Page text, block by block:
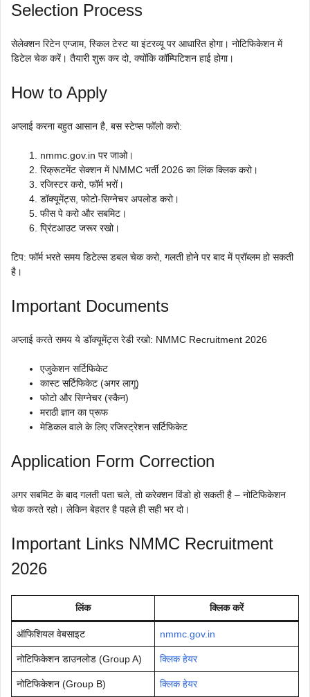
Selection Process
सेलेक्शन रिटेन एग्जाम, स्किल टेस्ट या इंटरव्यू पर आधारित होगा। नोटिफिकेशन में
डिटेल चेक करें। तैयारी शुरू कर दो, क्योंकि कॉम्पिटिशन हाई होगा।
How to Apply
अप्लाई करना बहुत आसान है, बस स्टेप्स फॉलो करो:
nmmc.gov.in पर जाओ।
रिक्रूटमेंट सेक्शन में NMMC भर्ती 2026 का लिंक क्लिक करो।
रजिस्टर करो, फॉर्म भरों।
डॉक्यूमेंट्स, फोटो-सिग्नेचर अपलोड करो।
फीस पे करो और सबमिट।
प्रिंटआउट जरूर रखो।
टिप: फॉर्म भरते समय डिटेल्स डबल चेक करो, गलती होने पर बाद में प्रॉब्लम हो सकती
है।
Important Documents
अप्लाई करते समय ये डॉक्यूमेंट्स रेडी रखो: NMMC Recruitment 2026
एजुकेशन सर्टिफिकेट
कास्ट सर्टिफिकेट (अगर लागू)
फोटो और सिग्नेचर (स्कैन)
मराठी ज्ञान का प्रूफ
मेडिकल वाले के लिए रजिस्ट्रेशन सर्टिफिकेट
Application Form Correction
अगर सबमिट के बाद गलती पता चले, तो करेक्शन विंडो हो सकती है – नोटिफिकेशन
चेक करते रहो। लेकिन बेहतर है पहले ही सही भर दो।
Important Links NMMC Recruitment
2026
लिंक क्लिक करें
ऑफिशियल वेबसाइट nmmc.gov.in
नोटिफिकेशन डाउनलोड (Group A) क्लिक हेयर
नोटिफिकेशन (Group B) क्लिक हेयर